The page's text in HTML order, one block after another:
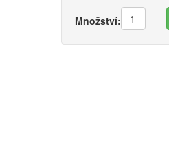
Množství: